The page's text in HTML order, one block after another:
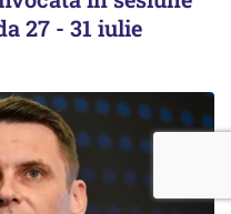
27 - 31 iulie